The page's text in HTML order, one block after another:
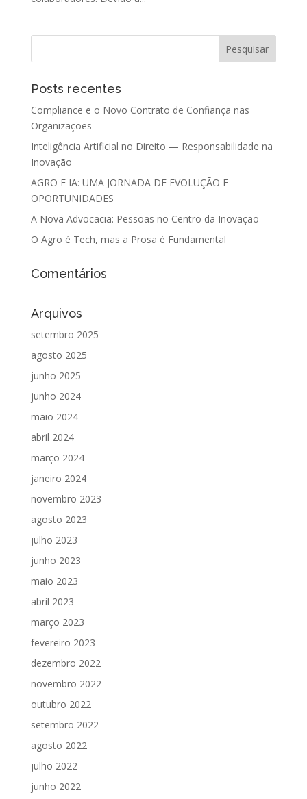
Posts recentes
Compliance e o Novo Contrato de Confiança nas
Organizações
Inteligência Artificial no Direito — Responsabilidade na
Inovação
AGRO E IA: UMA JORNADA DE EVOLUÇÃO E
OPORTUNIDADES
A Nova Advocacia: Pessoas no Centro da Inovação
O Agro é Tech, mas a Prosa é Fundamental
Comentários
Arquivos
setembro 2025
agosto 2025
junho 2025
junho 2024
maio 2024
abril 2024
março 2024
janeiro 2024
novembro 2023
agosto 2023
julho 2023
junho 2023
maio 2023
abril 2023
março 2023
fevereiro 2023
dezembro 2022
novembro 2022
outubro 2022
setembro 2022
agosto 2022
julho 2022
junho 2022